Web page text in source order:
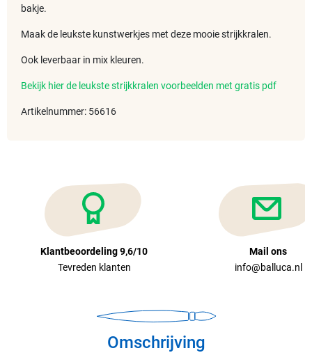
bakje.
Maak de leukste kunstwerkjes met deze mooie strijkkralen.
Ook leverbaar in mix kleuren.
Bekijk hier de leukste strijkkralen voorbeelden met gratis pdf
Artikelnummer: 56616
Klantbeoordeling 9,6/10
Tevreden klanten
Mail ons
info@balluca.nl
Omschrijving